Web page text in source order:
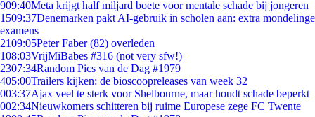
909:40Meta krijgt half miljard boete voor mentale schade bij jongeren
1509:37Denemarken pakt AI-gebruik in scholen aan: extra mondelinge
examens
2109:05Peter Faber (82) overleden
108:03VrijMiBabes #316 (not very sfw!)
2307:34Random Pics van de Dag #1979
405:00Trailers kijken: de bioscoopreleases van week 32
003:37Ajax veel te sterk voor Shelbourne, maar houdt schade beperkt
002:34Nieuwkomers schitteren bij ruime Europese zege FC Twente